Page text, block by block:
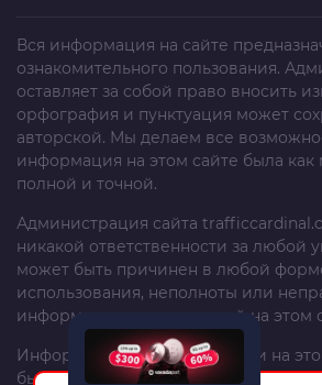
Вся информация на сайте
ознакомительного пользования.
оставляет за собой право вносить
орфография и пунктуация может
авторской. Мы делаем все
информация на этом сайте была
полной и точной.
Администрация сайта
никакой ответственности за любой
может быть причинен в любой
использования, неполноты или
информации, размещенной на этом
Информация и рекомендации на
быть изменены без